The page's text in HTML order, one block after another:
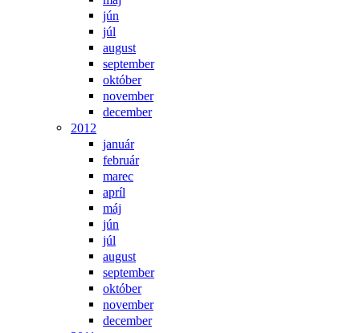
jún
júl
august
september
október
november
december
2012
január
február
marec
apríl
máj
jún
júl
august
september
október
november
december